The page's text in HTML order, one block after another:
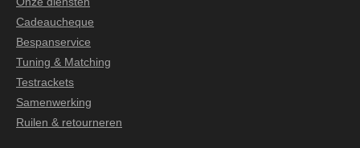
Cadeaucheque
Bespanservice
Tuning & Matching
Testrackets
Samenwerking
Ruilen & retourneren